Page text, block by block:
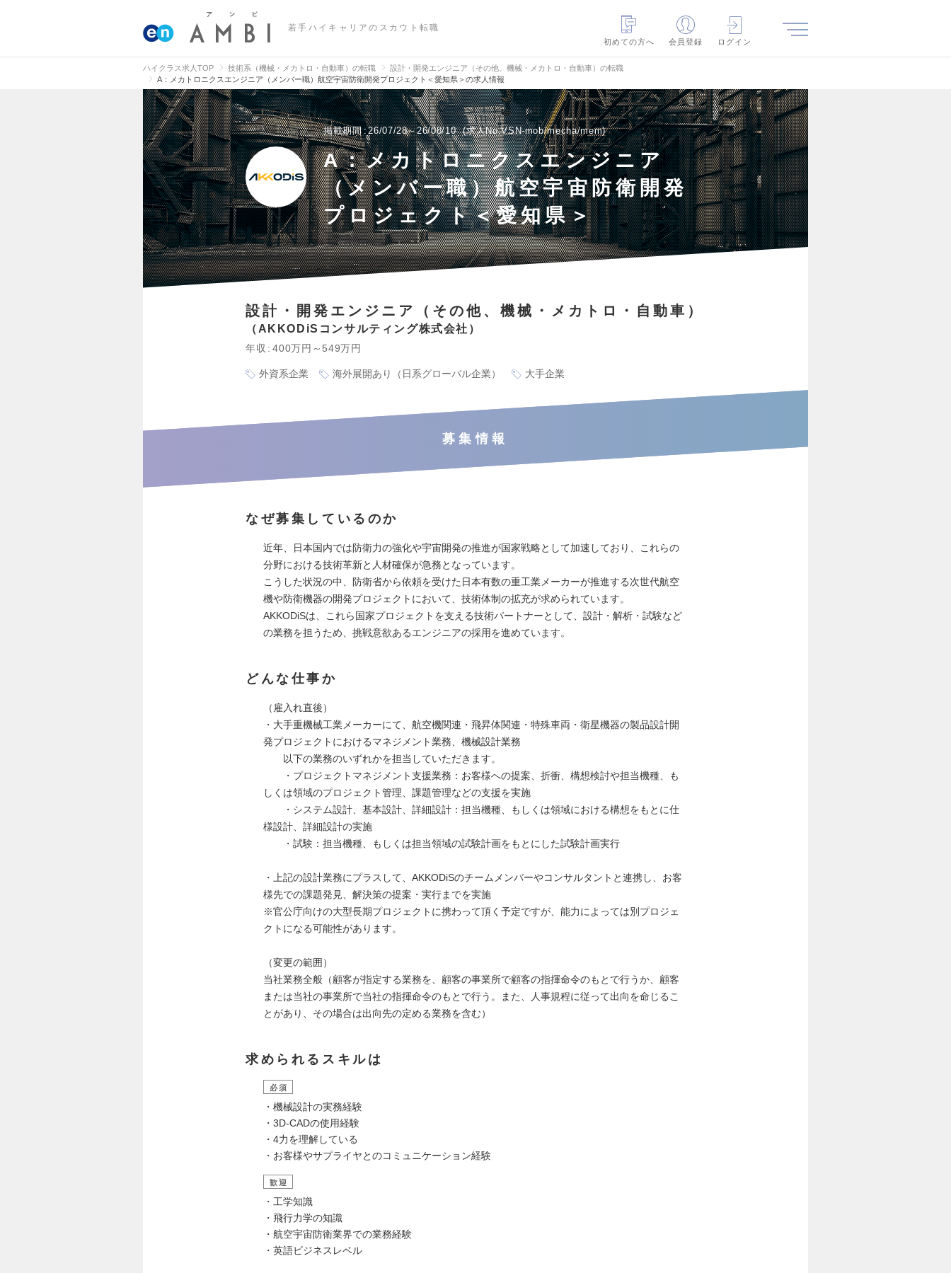
若手ハイキャリアのスカウト転職
初めての方へ
会員登録 ログイン
ハイクラス求人TOP 技術系（機械・メカトロ・自動車）の転職
設計・開発エンジニア（その他、機械・メカトロ・自動車）の転職
A：メカトロニクスエンジニア（メンバー職）航空宇宙防衛開発プロジェクト＜愛知県＞の求人情報
掲載期間 26/07/28～26/08/10 求人No.VSN-mob/mecha/mem
A：メカトロニクスエンジニア
（メンバー職）航空宇宙防衛開発
プロジェクト＜愛知県＞
設計・開発エンジニア（その他、機械・メカトロ・自動車）
AKKODiSコンサルティング株式会社
年収 400万円～549万円
外資系企業 海外展開あり（日系グローバル企業） 大手企業
募集情報
なぜ募集しているのか
近年、日本国内では防衛力の強化や宇宙開発の推進が国家戦略として加速しており、これらの
分野における技術革新と人材確保が急務となっています。
こうした状況の中、防衛省から依頼を受けた日本有数の重工業メーカーが推進する次世代航空
機や防衛機器の開発プロジェクトにおいて、技術体制の拡充が求められています。
AKKODiSは、これら国家プロジェクトを支える技術パートナーとして、設計・解析・試験など
の業務を担うため、挑戦意欲あるエンジニアの採用を進めています。
どんな仕事か
（雇入れ直後）
・大手重機械工業メーカーにて、航空機関連・飛昇体関連・特殊車両・衛星機器の製品設計開
発プロジェクトにおけるマネジメント業務、機械設計業務
以下の業務のいずれかを担当していただきます。
・プロジェクトマネジメント支援業務：お客様への提案、折衝、構想検討や担当機種、も
しくは領域のプロジェクト管理、課題管理などの支援を実施
・システム設計、基本設計、詳細設計：担当機種、もしくは領域における構想をもとに仕
様設計、詳細設計の実施
・試験：担当機種、もしくは担当領域の試験計画をもとにした試験計画実行
・上記の設計業務にプラスして、AKKODiSのチームメンバーやコンサルタントと連携し、お客
様先での課題発見、解決策の提案・実行までを実施
※官公庁向けの大型長期プロジェクトに携わって頂く予定ですが、能力によっては別プロジェ
クトになる可能性があります。
（変更の範囲）
当社業務全般（顧客が指定する業務を、顧客の事業所で顧客の指揮命令のもとで行うか、顧客
または当社の事業所で当社の指揮命令のもとで行う。また、人事規程に従って出向を命じるこ
とがあり、その場合は出向先の定める業務を含む）
求められるスキルは
必須
・機械設計の実務経験
・3D-CADの使用経験
・4力を理解している
・お客様やサプライヤとのコミュニケーション経験
歓迎
・工学知識
・飛行力学の知識
・航空宇宙防衛業界での業務経験
・英語ビジネスレベル